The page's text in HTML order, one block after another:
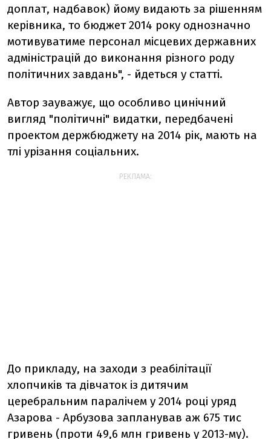
доплат, надбавок) йому видають за рішенням
керівника, то бюджет 2014 року однозначно
мотивуватиме персонал місцевих державних
адміністрацій до виконання різного роду
політичних завдань", - йдеться у статті.
Автор зауважує, що особливо цинічний
вигляд "політичні" видатки, передбачені
проектом держбюджету на 2014 рік, мають на
тлі урізання соціальних.
РЕКЛАМА:
До прикладу, на заходи з реабілітації
хлопчиків та дівчаток із дитячим
церебральним паралічем у 2014 році уряд
Азарова - Арбузова запланував аж 675 тис
гривень (проти 49,6 млн гривень у 2013-му).